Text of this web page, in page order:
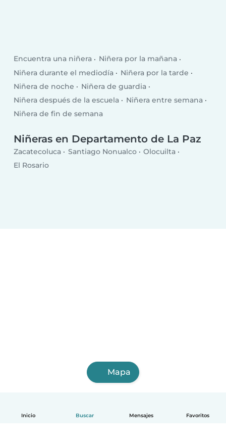
Inicio Buscar Mensajes Favoritos
Encuentra una niñera
Niñera por la mañana
Niñera durante el mediodía
Niñera por la tarde
Niñera de noche
Niñera de guardia
Niñera después de la escuela
Niñera entre semana
Niñera de fin de semana
Niñeras en Departamento de La Paz
Zacatecoluca Santiago Nonualco
Olocuilta
El Rosario
Mapa